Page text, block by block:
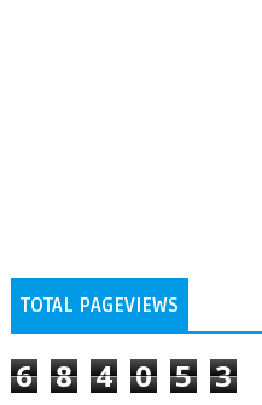
TOTAL PAGEVIEWS
6 8 4 0 5 3